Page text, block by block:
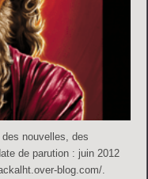
nouvelles, des
de parution : juin 2012
blog.com/.